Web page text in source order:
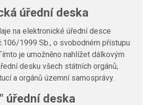
úřední deska
na elektronické úřední desce
1999 Sb., o svobodném přístupu
je umožněno nahlížet dálkovým
desku všech státních orgánů,
a orgánů územní samosprávy.
úřední deska